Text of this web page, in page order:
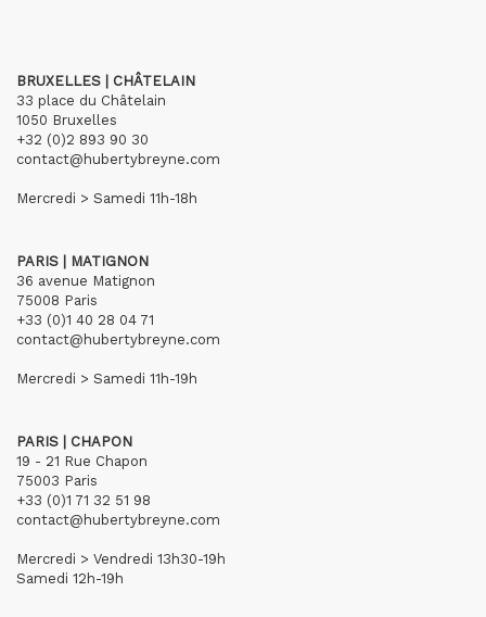
BRUXELLES | CHÂTELAIN
33 place du Châtelain
1050 Bruxelles
+32 (0)2 893 90 30
contact@hubertybreyne.com
Mercredi > Samedi 11h-18h
PARIS | MATIGNON
36 avenue Matignon
75008 Paris
+33 (0)1 40 28 04 71
contact@hubertybreyne.com
Mercredi > Samedi 11h-19h
PARIS | CHAPON
19 - 21 Rue Chapon
75003 Paris
+33 (0)1 71 32 51 98
contact@hubertybreyne.com
Mercredi > Vendredi 13h30-19h
Samedi 12h-19h